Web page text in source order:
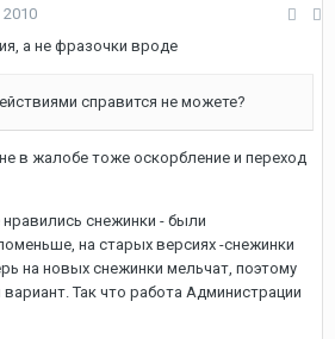
2010
а не фразочки вроде
справится не можете?
в жалобе тоже оскорбление и переход
снежинки - были
на старых версиях -снежинки
на новых снежинки мельчат, поэтому
Так что работа Администрации